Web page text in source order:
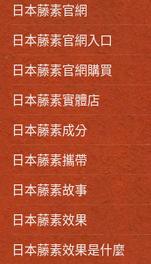
日本藤素官網
日本藤素官網入口
日本藤素官網購買
日本藤素實體店
日本藤素成分
日本藤素攜帶
日本藤素故事
日本藤素效果
日本藤素效果是什麼